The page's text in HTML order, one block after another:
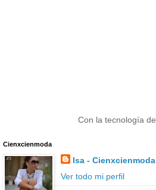
Con la tecnología de
Cienxcienmoda
Isa - Cienxcienmoda
Ver todo mi perfil